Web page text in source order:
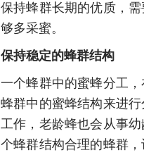
保持蜂群长期的优质，
够多采蜜。
保持稳定的蜂群结构
一个蜂群中的蜜蜂分工
蜂群中的蜜蜂结构来进
工作，老龄蜂也会从事
个蜂群结构合理的蜂群